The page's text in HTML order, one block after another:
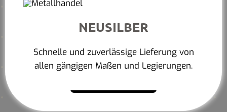
NEUSILBER
Schnelle und zuverlässige Lieferung von
allen gängigen Maßen und Legierungen.